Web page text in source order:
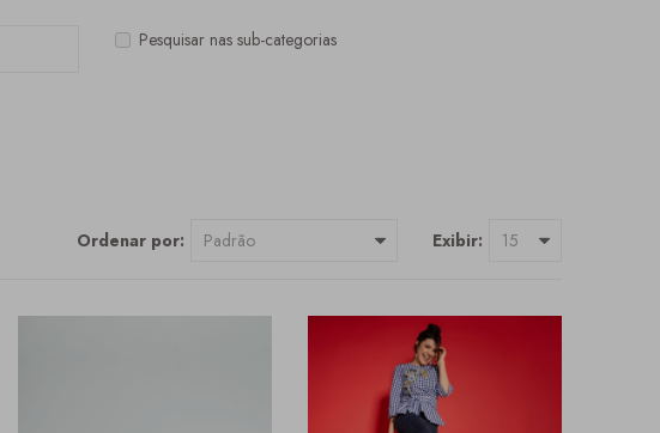
Pesquisar nas sub-categorias
Ordenar por: Exibir: